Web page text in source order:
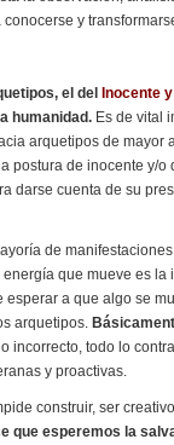
y
el del Inocente
humanidad. Es de vital
arquetipos de mayor
postura de inocente y/
darse cuenta de su
de
que mueve es
a que algo se
arquetipos.
incorrecto, todo lo
y proactivas.
construir, ser
que esperemos la